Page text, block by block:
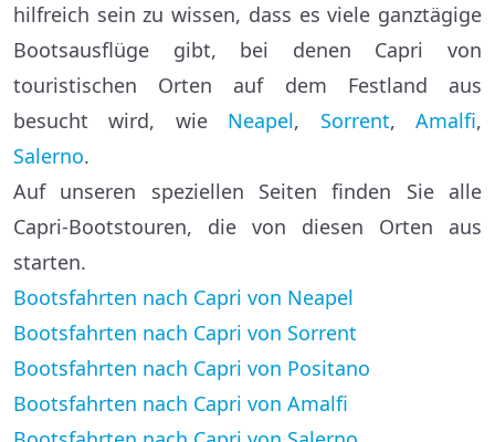
hilfreich sein zu wissen, dass es viele ganztägige
Bootsausflüge gibt, bei denen Capri von
touristischen Orten auf dem Festland aus
besucht wird, wie Neapel, Sorrent,Amalfi,
Salerno.
Auf unseren speziellen Seiten finden Sie alle
Capri-Bootstouren, die von diesen Orten aus
starten.
Bootsfahrten nach Capri von Neapel
Bootsfahrten nach Capri von Sorrent
Bootsfahrten nach Capri von Positano
Bootsfahrten nach Capri von Amalfi